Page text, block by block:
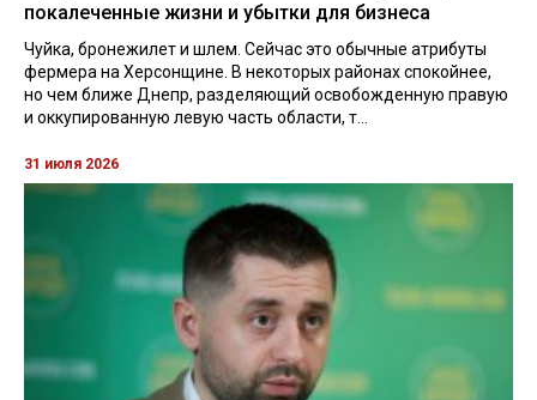
покалеченные жизни и убытки для бизнеса
Чуйка, бронежилет и шлем. Сейчас это обычные атрибуты
фермера на Херсонщине. В некоторых районах спокойнее,
но чем ближе Днепр, разделяющий освобожденную правую
и оккупированную левую часть области, т...
31 июля 2026